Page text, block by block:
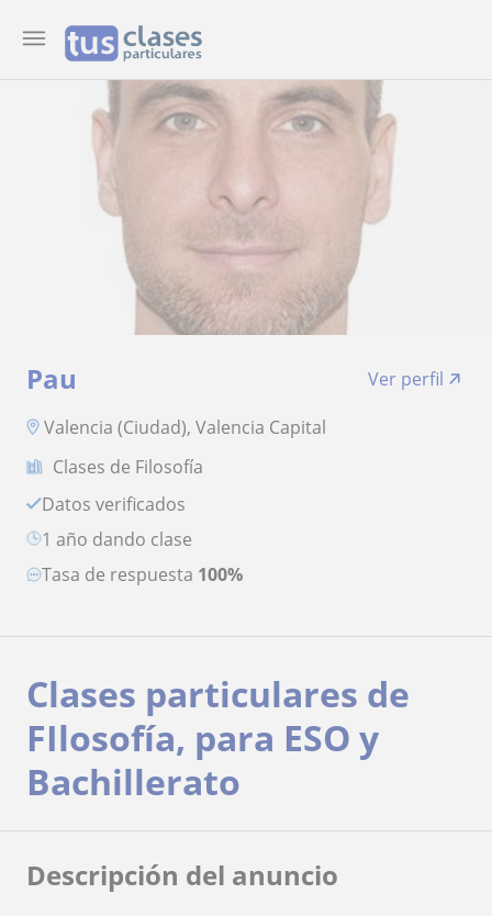
Pau
Ver perfil
Valencia (Ciudad), Valencia Capital
Clases de Filosofía
Datos verificados
1 año dando clase
Tasa de respuesta 100%
Clases particulares de
FIlosofía, para ESO y
Bachillerato
Descripción del anuncio